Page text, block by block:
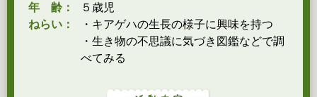
年 齢：
５歳児
ねらい：
・キアゲハの生長の様子に興味を持つ
・生き物の不思議に気づき図鑑などで調
べてみる